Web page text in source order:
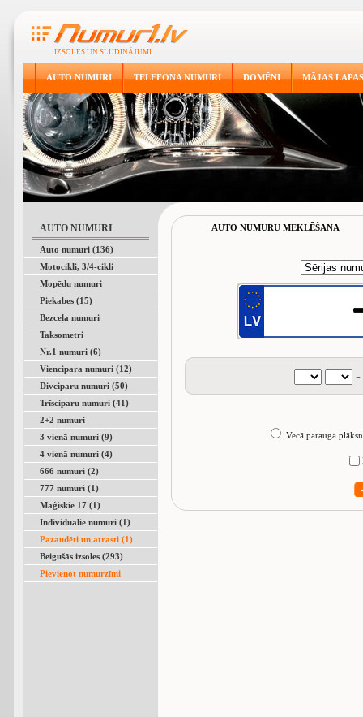
IZSOLES UN SLUDINĀJUMI
AUTO NUMURI TELEFONA NUMURI DOMĒNI MĀJAS LAPAS
AUTO NUMURI
Auto numuri (136)
Motocikli, 3/4-cikli
Mopēdu numuri
Piekabes (15)
Bezceļa numuri
Taksometri
Nr.1 numuri (6)
Viencipara numuri (12)
Divciparu numuri (50)
Trīsciparu numuri (41)
2+2 numuri
3 vienā numuri (9)
4 vienā numuri (4)
666 numuri (2)
777 numuri (1)
Maģiskie 17 (1)
Individuālie numuri (1)
Pazaudēti un atrasti (1)
Beigušās izsoles (293)
Pievienot numurzīmi
AUTO NUMURU MEKLĒŠANA
-
Vecā parauga